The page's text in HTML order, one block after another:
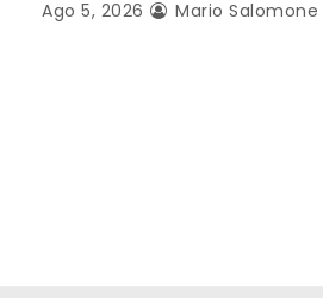
Ago 5, 2026 Mario Salomone